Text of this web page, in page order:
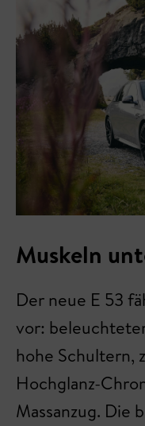
Muskeln
Der neue E 53
vor:
hohe Schultern,
Hochglanz-
Massanzug. Die